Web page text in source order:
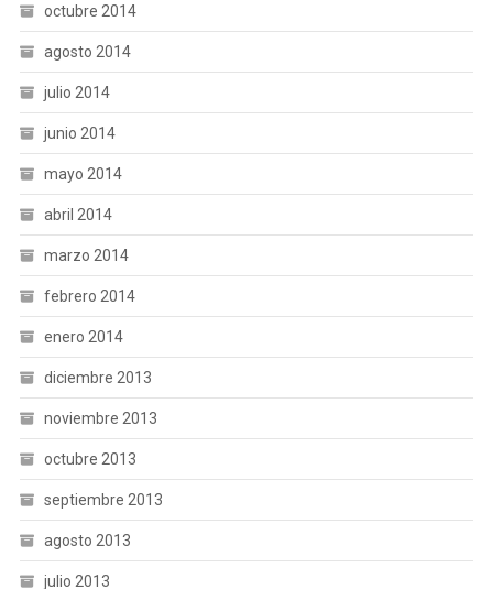
octubre 2014
agosto 2014
julio 2014
junio 2014
mayo 2014
abril 2014
marzo 2014
febrero 2014
enero 2014
diciembre 2013
noviembre 2013
octubre 2013
septiembre 2013
agosto 2013
julio 2013